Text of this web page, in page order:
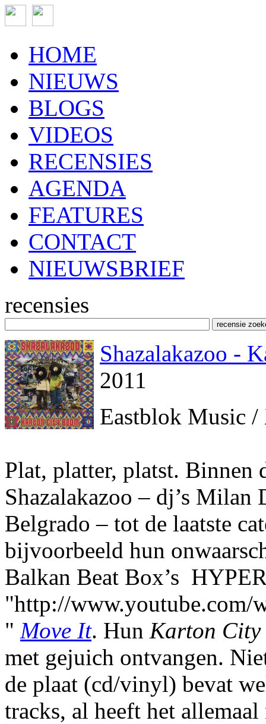
HOME
NIEUWS
BLOGS
VIDEOS
RECENSIES
AGENDA
FEATURES
CONTACT
NIEUWSBRIEF
recensies
Shazalakazoo -
2011
Eastblok Music /
Plat, platter, platst. Binnen
Shazalakazoo – dj’s
Belgrado – tot de laatste
bijvoorbeeld hun
Balkan Beat Box’s
"http://www.youtube.com/
" Move It. Hun Karton City
met gejuich ontvangen.
de plaat (cd/vinyl) bevat
tracks, al heeft het